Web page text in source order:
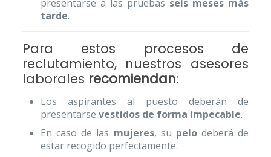
presentarse a las pruebas seis meses más
tarde.
Para estos procesos de
reclutamiento, nuestros asesores
laborales recomiendan:
Los aspirantes al puesto deberán de
presentarse vestidos de forma impecable.
En caso de las mujeres, su pelodeberá de
estar recogido perfectamente.